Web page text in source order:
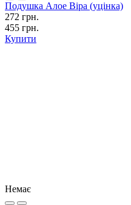
Подушка Алое Віра (уцінка)
272 грн.
455 грн.
Купити
Немає